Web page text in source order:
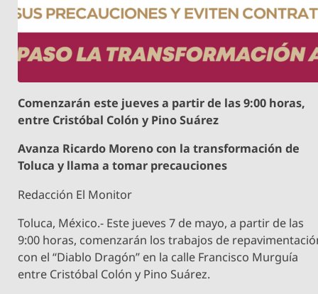
Comenzarán este jueves a partir de las 9:00 horas,
entre Cristóbal Colón y Pino Suárez
Avanza Ricardo Moreno con la transformación de
Toluca y llama a tomar precauciones
Redacción El Monitor
Toluca, México.- Este jueves 7 de mayo, a partir de las
9:00 horas, comenzarán los trabajos de
con el “Diablo Dragón” en la calle Francisco Murguía
entre Cristóbal Colón y Pino Suárez.